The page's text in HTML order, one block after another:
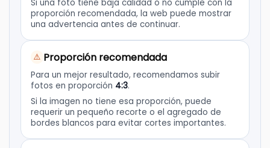
Si una foto tiene baja calidad o no cumple con la
proporción recomendada, la web puede mostrar
una advertencia antes de continuar.
⚠️ Proporción recomendada
Para un mejor resultado, recomendamos subir
fotos en proporción 4:3.
Si la imagen no tiene esa proporción, puede
requerir un pequeño recorte o el agregado de
bordes blancos para evitar cortes importantes.